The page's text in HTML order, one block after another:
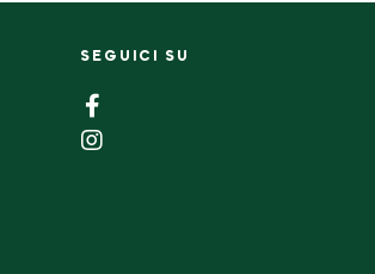
SEGUICI SU